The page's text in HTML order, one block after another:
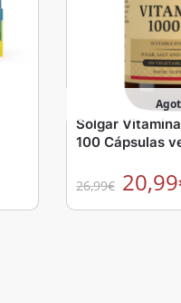
Solgar
100 Cápsulas
26,99€ 20,99